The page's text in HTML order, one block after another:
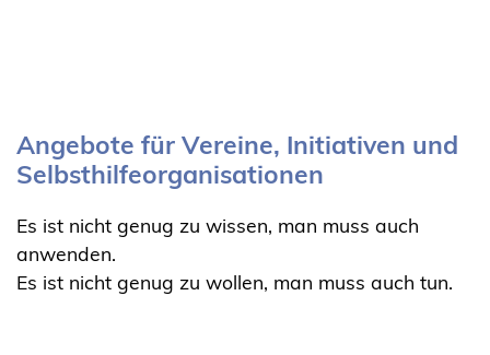
Angebote für Vereine, Initiativen und
Selbsthilfeorganisationen
Es ist nicht genug zu wissen, man muss auch
anwenden.
Es ist nicht genug zu wollen, man muss auch tun.